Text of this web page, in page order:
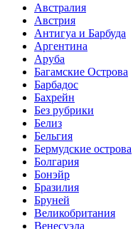
Австралия
Австрия
Антигуа и Барбуда
Аргентина
Аруба
Багамские Острова
Барбадос
Бахрейн
Без рубрики
Белиз
Бельгия
Бермудские острова
Болгария
Бонэйр
Бразилия
Бруней
Великобритания
Венесуэла